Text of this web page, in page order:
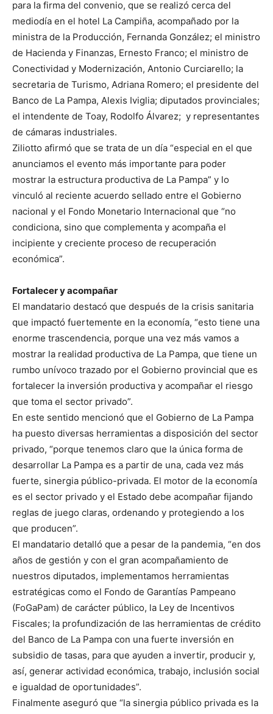
para la firma del convenio, que se realizó cerca del
mediodía en el hotel La Campiña, acompañado por la
ministra de la Producción, Fernanda González; el ministro
de Hacienda y Finanzas, Ernesto Franco; el ministro de
Conectividad y Modernización, Antonio Curciarello; la
secretaria de Turismo, Adriana Romero; el presidente del
Banco de La Pampa, Alexis Iviglia; diputados provinciales;
el intendente de Toay, Rodolfo Álvarez; y representantes
de cámaras industriales.
Ziliotto afirmó que se trata de un día “especial en el que
anunciamos el evento más importante para poder
mostrar la estructura productiva de La Pampa” y lo
vinculó al reciente acuerdo sellado entre el Gobierno
nacional y el Fondo Monetario Internacional que “no
condiciona, sino que complementa y acompaña el
incipiente y creciente proceso de recuperación
económica”.
Fortalecer y acompañar
El mandatario destacó que después de la crisis sanitaria
que impactó fuertemente en la economía, “esto tiene una
enorme trascendencia, porque una vez más vamos a
mostrar la realidad productiva de La Pampa, que tiene un
rumbo unívoco trazado por el Gobierno provincial que es
fortalecer la inversión productiva y acompañar el riesgo
que toma el sector privado”.
En este sentido mencionó que el Gobierno de La Pampa
ha puesto diversas herramientas a disposición del sector
privado, “porque tenemos claro que la única forma de
desarrollar La Pampa es a partir de una, cada vez más
fuerte, sinergia público-privada. El motor de la economía
es el sector privado y el Estado debe acompañar fijando
reglas de juego claras, ordenando y protegiendo a los
que producen”.
El mandatario detalló que a pesar de la pandemia, “en dos
años de gestión y con el gran acompañamiento de
nuestros diputados, implementamos herramientas
estratégicas como el Fondo de Garantías Pampeano
(FoGaPam) de carácter público, la Ley de Incentivos
Fiscales; la profundización de las herramientas de crédito
del Banco de La Pampa con una fuerte inversión en
subsidio de tasas, para que ayuden a invertir, producir y,
así, generar actividad económica, trabajo, inclusión social
e igualdad de oportunidades”.
Finalmente aseguró que “la sinergia público privada es la